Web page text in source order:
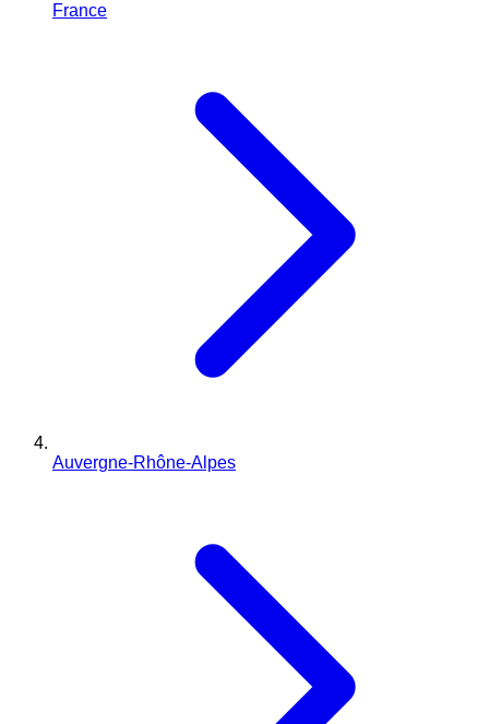
France
Auvergne-Rhône-Alpes